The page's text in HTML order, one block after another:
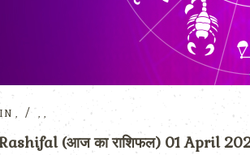
IN , , ,
(आज का राशिफल) 01 April